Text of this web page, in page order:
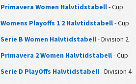
Primavera Women Halvtidstabell- Cup
Womens Playoffs 1 2 Halvtidstabell- Cup
Serie B Women Halvtidstabell- Division 2
Primavera 2 Women Halvtidstabell- Cup
Serie D PlayOffs Halvtidstabell- Division 4